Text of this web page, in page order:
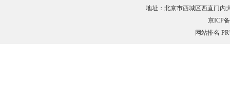
地址：北京市西城区西直门内
京ICP
网站排名